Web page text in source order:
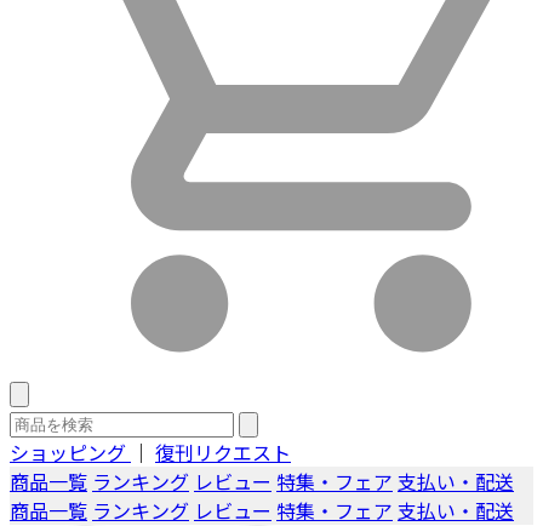
ショッピング ｜ 復刊リクエスト
商品一覧 ランキング レビュー 特集・フェア 支払い・配送
商品一覧 ランキング レビュー 特集・フェア 支払い・配送